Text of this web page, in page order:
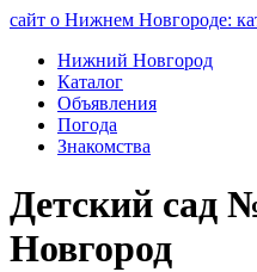
сайт о Нижнем Новгороде:
Нижний Новгород
Каталог
Объявления
Погода
Знакомства
Детский сад
Новгород